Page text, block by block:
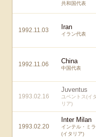
共和国代表
1992.11.03 Iran
イラン代表
1992.11.06 China
中国代表
1993.02.16
Juventus
ユベントス(イタ
リア)
1993.02.20
Inter Milan
インテル・ミラ
(イタリア)